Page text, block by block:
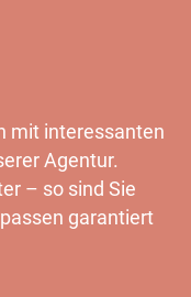
mit interessanten
Agentur.
– so sind Sie
garantiert